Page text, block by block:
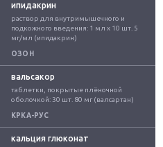
ипидакрин
раствор для внутримышечного и
подкожного введения: 1 мл x 10 шт. 5
мг/мл (ипидакрин)
ОЗОН
вальсакор
таблетки, покрытые плёночной
оболочкой: 30 шт. 80 мг (валсартан)
КРКА-РУС
кальция глюконат